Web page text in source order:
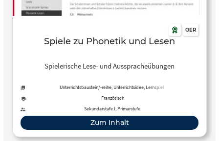
OER
Spiele zu Phonetik und Lesen
Spielerische Lese- und Ausspracheübungen
Unterrichtsbaustein/-reihe, Unterrichtsidee, Lernspiel
Französisch
Sekundarstufe I, Primarstufe
Zum Inhalt